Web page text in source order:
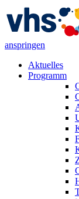
anspringen
Aktuelles
Programm